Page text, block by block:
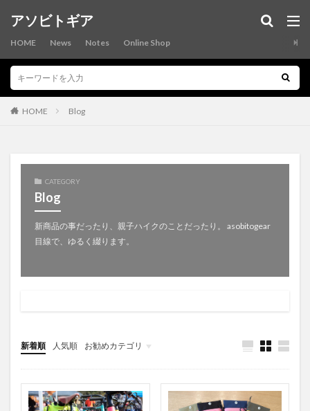
アソビトギア
HOME News Notes Online Shop
HOME Blog
CATEGORY
Blog
新商品の事だったり、親子ハイクのことだったり。 asobitogear
目線で、ゆるく綴ります。
新着順 人気順 お勧めカテゴリ
Tips
カテゴリー
タグ
ASOBI-POCKET asobitobike
asobitogear
asobiwallet
sulpocket
yamapants
アウトドアビール
アウトドア用グラスケース
アウトドア財布
アストロフォイル
コーデュラナイロン
コード付きランドセルカバー
コーヒーグラス
コーヒーグラスケース
サイクリング
サイクリング用財布
サコッシュ